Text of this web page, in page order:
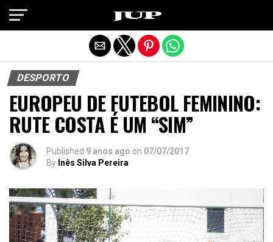
DESPORTO
EUROPEU DE FUTEBOL FEMININO:
RUTE COSTA É UM “SIM”
Published 9 anos ago on 07/07/2017
By Inês Silva Pereira
Exit mobile version